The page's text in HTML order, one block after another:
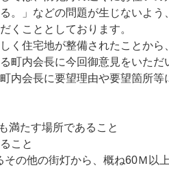
。」などの問題が生じないよう
くこととしております。
く住宅地が整備されたことから
町内会長に今回御意見をいただ
内会長に要望理由や要望箇所等
満たす場所であること
こと
の他の街灯から、概ね60Ｍ以